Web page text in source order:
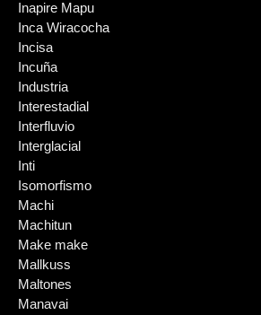
Inapire Mapu
Inca Wiracocha
Incisa
Incuña
Industria
Interestadial
Interfluvio
Interglacial
Inti
Isomorfismo
Machi
Machitun
Make make
Mallkuss
Maltones
Manavai